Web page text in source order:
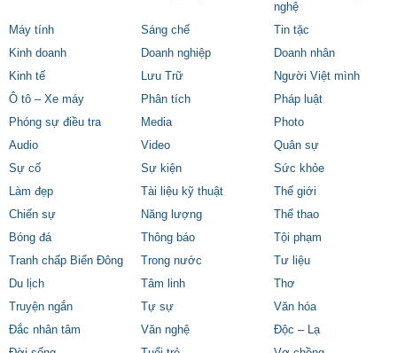
nghệ
Máy tính
Sáng chế
Tin tặc
Kinh doanh
Doanh nghiệp
Doanh nhân
Kinh tế
Lưu Trữ
Người Việt mình
Ô tô – Xe máy
Phân tích
Pháp luật
Phóng sự điều tra
Media
Photo
Audio
Video
Quân sự
Sự cố
Sự kiện
Sức khỏe
Làm đẹp
Tài liệu kỹ thuật
Thế giới
Chiến sự
Năng lượng
Thể thao
Bóng đá
Thông báo
Tội phạm
Tranh chấp Biển Đông
Trong nước
Tư liệu
Du lịch
Tâm linh
Thơ
Truyện ngắn
Tự sự
Văn hóa
Đắc nhân tâm
Văn nghệ
Độc – Lạ